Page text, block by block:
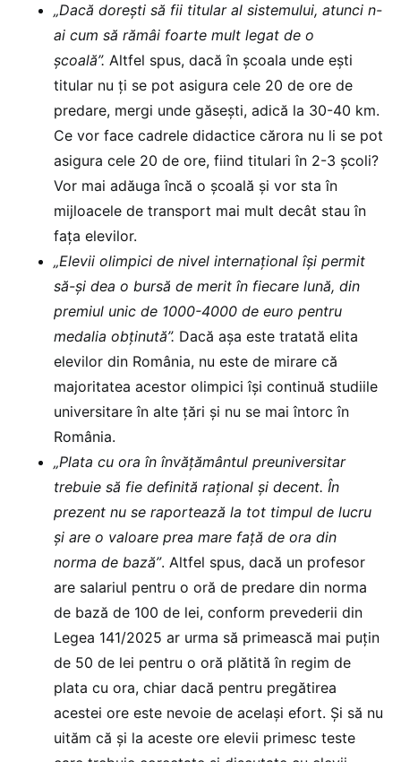
„Dacă dorești să fii titular al sistemului, atunci n-
ai cum să rămâi foarte mult legat de o
școală”. Altfel spus, dacă în școala unde ești
titular nu ți se pot asigura cele 20 de ore de
predare, mergi unde găsești, adică la 30-40 km.
Ce vor face cadrele didactice cărora nu li se pot
asigura cele 20 de ore, fiind titulari în 2-3 școli?
Vor mai adăuga încă o școală și vor sta în
mijloacele de transport mai mult decât stau în
fața elevilor.
„Elevii olimpici de nivel internațional își permit
să-și dea o bursă de merit în fiecare lună, din
premiul unic de 1000-4000 de euro pentru
medalia obținută”. Dacă așa este tratată elita
elevilor din România, nu este de mirare că
majoritatea acestor olimpici își continuă studiile
universitare în alte țări și nu se mai întorc în
România.
„Plata cu ora în învățământul preuniversitar
trebuie să fie definită rațional și decent. În
prezent nu se raportează la tot timpul de lucru
și are o valoare prea mare față de ora din
norma de bază”. Altfel spus, dacă un profesor
are salariul pentru o oră de predare din norma
de bază de 100 de lei, conform prevederii din
Legea 141/2025 ar urma să primească mai puțin
de 50 de lei pentru o oră plătită în regim de
plata cu ora, chiar dacă pentru pregătirea
acestei ore este nevoie de același efort. Și să nu
uităm că și la aceste ore elevii primesc teste